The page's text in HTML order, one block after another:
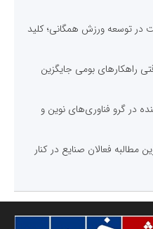
در توسعه ورزش همگانی؛ کلید
راهکارهای بومی جایگزین
در گرو فناوری‌های نوین و
مطالبه فعالان صنایع در کنار